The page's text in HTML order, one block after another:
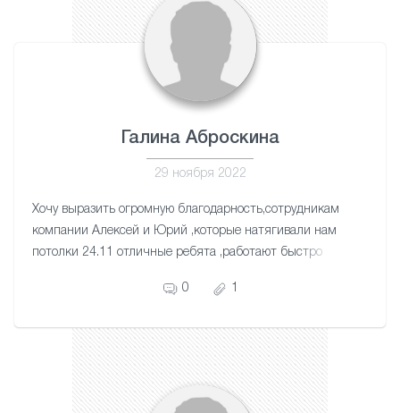
Галина Аброскина
29 ноября 2022
Хочу выразить огромную благодарность,сотрудникам
компании Алексей и Юрий ,которые натягивали нам
потолки 24.11 отличные ребята ,работают быстро
0
1